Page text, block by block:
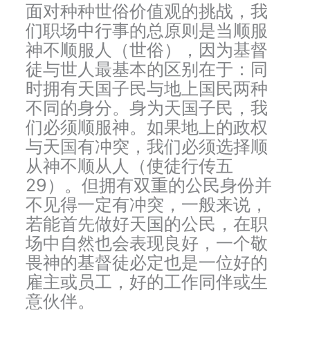
面对种种世俗价值观的挑战，我
们职场中行事的总原则是当顺服
神不顺服人（世俗），因为基督
徒与世人最基本的区别在于：同
时拥有天国子民与地上国民两种
不同的身分。身为天国子民，我
们必须顺服神。如果地上的政权
与天国有冲突，我们必须选择顺
从神不顺从人（使徒行传五
29）。但拥有双重的公民身份并
不见得一定有冲突，一般来说，
若能首先做好天国的公民，在职
场中自然也会表现良好，一个敬
畏神的基督徒必定也是一位好的
雇主或员工，好的工作同伴或生
意伙伴。